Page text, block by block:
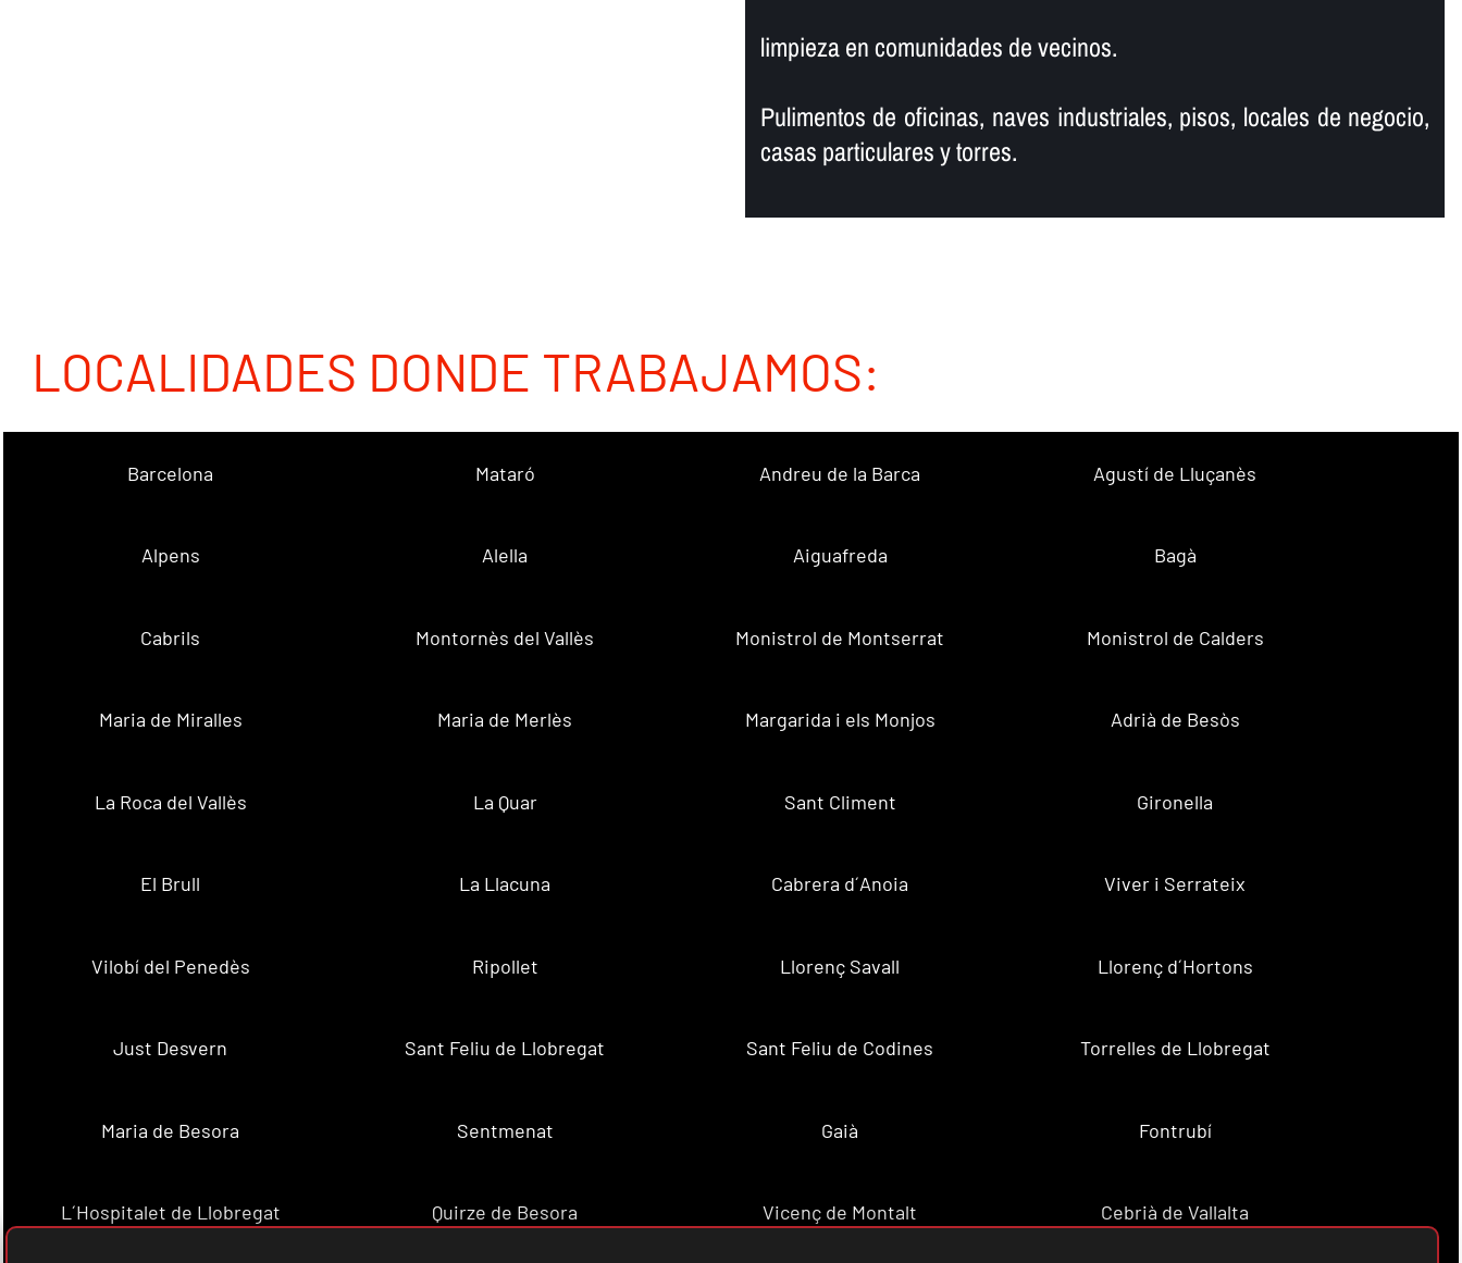
limpieza en comunidades de vecinos.
Pulimentos de oficinas, naves industriales, pisos, locales de negocio,
casas particulares y torres.
LOCALIDADES DONDE TRABAJAMOS:
Barcelona Mataró Andreu de la Barca Agustí de Lluçanès
Alpens Alella Aiguafreda Bagà
Cabrils Montornès del Vallès Monistrol de Montserrat Monistrol de Calders
Maria de Miralles Maria de Merlès Margarida i els Monjos Adrià de Besòs
La Roca del Vallès La Quar Sant Climent Gironella
El Brull La Llacuna Cabrera d´Anoia Viver i Serrateix
Vilobí del Penedès Ripollet Llorenç Savall Llorenç d´Hortons
Just Desvern Sant Feliu de Llobregat Sant Feliu de Codines Torrelles de Llobregat
Maria de Besora Sentmenat Gaià Fontrubí
L´Hospitalet de Llobregat Quirze de Besora Vicenç de Montalt Cebrià de Vallalta